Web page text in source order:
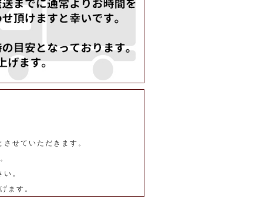
せていただきます。
。
ます。